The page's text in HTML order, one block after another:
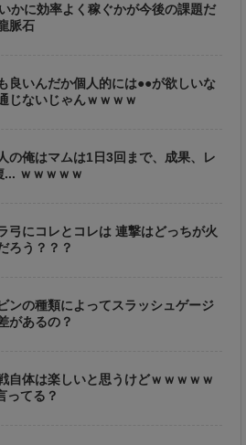
かに効率よく稼ぐかが今後の課題だ
脈石
良いんだか個人的には●●が欲しいな
じないじゃんｗｗｗｗ
の俺はマムは1日3回まで、成果、レ
... ｗｗｗｗｗ
弓にコレとコレは 連撃はどっちが火
ろう？？？
ンの種類によってスラッシュゲージ
があるの？
自体は楽しいと思うけどｗｗｗｗｗ
ってる？